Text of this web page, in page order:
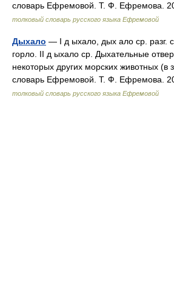
словарь Ефремовой. Т. Ф. Ефремова.
толковый словарь русского языка Ефремовой
Дыхало — I д ыхало, дых ало ср. разг.
горло. II д ыхало ср. Дыхательные
некоторых других морских животных (в
словарь Ефремовой. Т. Ф. Ефремова.
толковый словарь русского языка Ефремовой